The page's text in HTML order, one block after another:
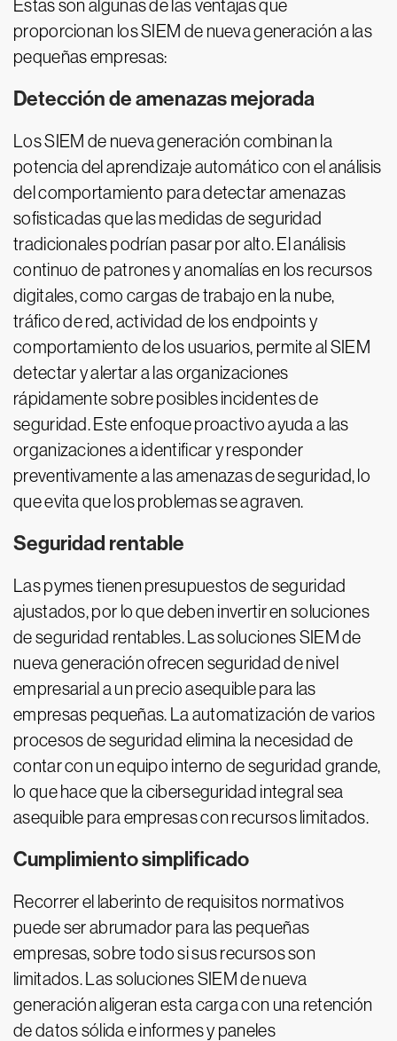
Estas son algunas de las ventajas que
proporcionan los SIEM de nueva generación a las
pequeñas empresas:
Detección de amenazas mejorada
Los SIEM de nueva generación combinan la
potencia del aprendizaje automático con el análisis
del comportamiento para detectar amenazas
sofisticadas que las medidas de seguridad
tradicionales podrían pasar por alto. El análisis
continuo de patrones y anomalías en los recursos
digitales, como cargas de trabajo en la nube,
tráfico de red, actividad de los endpoints y
comportamiento de los usuarios, permite al SIEM
detectar y alertar a las organizaciones
rápidamente sobre posibles incidentes de
seguridad. Este enfoque proactivo ayuda a las
organizaciones a identificar y responder
preventivamente a las amenazas de seguridad, lo
que evita que los problemas se agraven.
Seguridad rentable
Las pymes tienen presupuestos de seguridad
ajustados, por lo que deben invertir en soluciones
de seguridad rentables. Las soluciones SIEM de
nueva generación ofrecen seguridad de nivel
empresarial a un precio asequible para las
empresas pequeñas. La automatización de varios
procesos de seguridad elimina la necesidad de
contar con un equipo interno de seguridad grande,
lo que hace que la ciberseguridad integral sea
asequible para empresas con recursos limitados.
Cumplimiento simplificado
Recorrer el laberinto de requisitos normativos
puede ser abrumador para las pequeñas
empresas, sobre todo si sus recursos son
limitados. Las soluciones SIEM de nueva
generación aligeran esta carga con una retención
de datos sólida e informes y paneles